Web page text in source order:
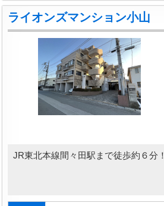
ライオンズマンション小山
JR東北本線間々田駅まで徒歩約６分！